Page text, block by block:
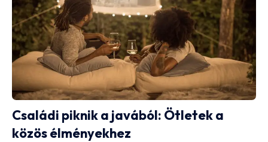
Családi piknik a javából: Ötletek a
közös élményekhez